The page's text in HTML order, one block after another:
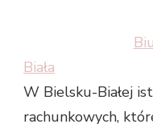
Biała
W Bielsku-Białej
rachunkowych,